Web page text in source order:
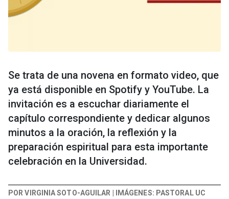
Se trata de una novena en formato video, que
ya está disponible en Spotify y YouTube. La
invitación es a escuchar diariamente el
capítulo correspondiente y dedicar algunos
minutos a la oración, la reflexión y la
preparación espiritual para esta importante
celebración en la Universidad.
POR VIRGINIA SOTO-AGUILAR | IMÁGENES: PASTORAL UC